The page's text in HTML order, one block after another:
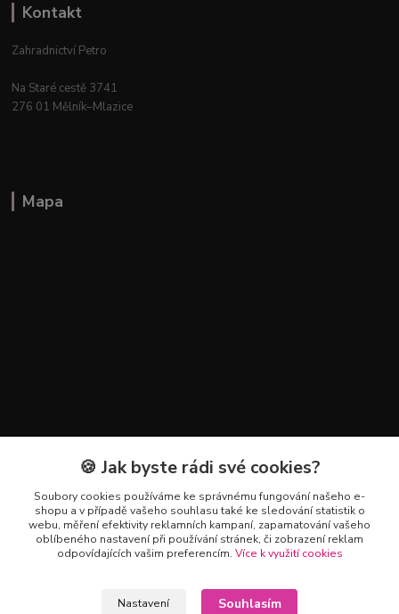
Kontakt
Zahradnictví Petro
Na Staré cestě 3741
276 01 Mělník–Mlazice
Mapa
Kontakty
+420 602 223 614
info@zahradnictvipetro.cz
🍪 Jak byste rádi své cookies?
Soubory cookies používáme ke správnému fungování našeho e-
shopu a v případě vašeho souhlasu také ke sledování statistik o
webu, měření efektivity reklamních kampaní, zapamatování vašeho
oblíbeného nastavení při používání stránek, či zobrazení reklam
odpovídajících vašim preferencím. Více k využití cookies
Nastavení Souhlasím